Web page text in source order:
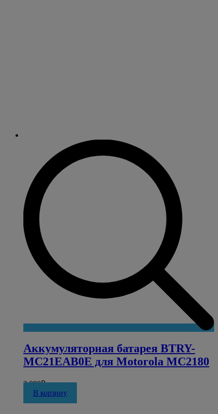
Аккумуляторная батарея BTRY-
MC21EAB0E для Motorola MC2180
2 980₽
В корзину